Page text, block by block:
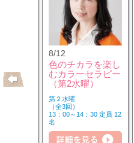
＆リ
8/12
色のチカラを楽し
むカラーセラピー
（第2水曜）
第２水曜
（全3回）
13：00～14：30 定員 12
名
詳細を見る